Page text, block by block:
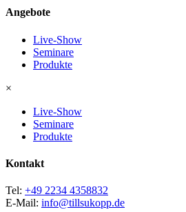
Angebote
Live-Show
Seminare
Produkte
×
Live-Show
Seminare
Produkte
Kontakt
Tel: +49 2234 4358832
E-Mail: info@tillsukopp.de